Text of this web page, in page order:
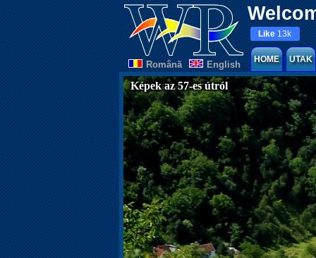
Românã English
Like 13k
HOME UTAK
Képek az 57-es útról